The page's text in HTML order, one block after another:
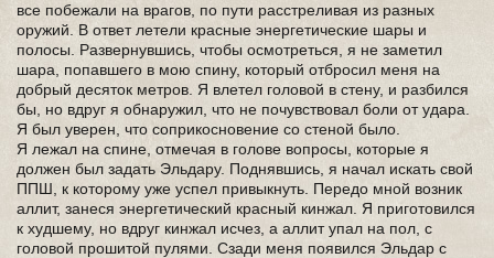
все побежали на врагов, по пути расстреливая из разных
оружий. В ответ летели красные энергетические шары и
полосы. Развернувшись, чтобы осмотреться, я не заметил
шара, попавшего в мою спину, который отбросил меня на
добрый десяток метров. Я влетел головой в стену, и разбился
бы, но вдруг я обнаружил, что не почувствовал боли от удара.
Я был уверен, что соприкосновение со стеной было.
Я лежал на спине, отмечая в голове вопросы, которые я
должен был задать Эльдару. Поднявшись, я начал искать свой
ППШ, к которому уже успел привыкнуть. Передо мной возник
аллит, занеся энергетический красный кинжал. Я приготовился
к худшему, но вдруг кинжал исчез, а аллит упал на пол, с
головой прошитой пулями. Сзади меня появился Эльдар с